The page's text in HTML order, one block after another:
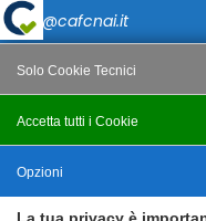
caf@cafcnai.it
Posta Certificata
Tel. 0871 540063
Accetta tutti i Cookie
Solo Cookie Tecnici
Salva
Opzioni